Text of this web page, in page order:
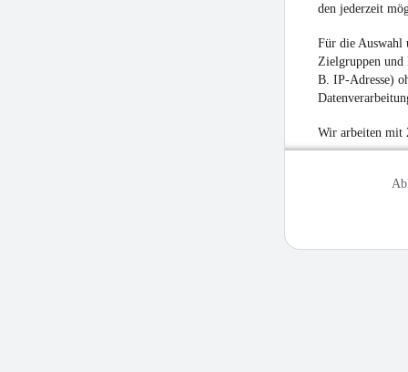
den jederzeit
Für die Auswahl
Zielgruppen und
B. IP-Adresse)
Wir arbeiten mit